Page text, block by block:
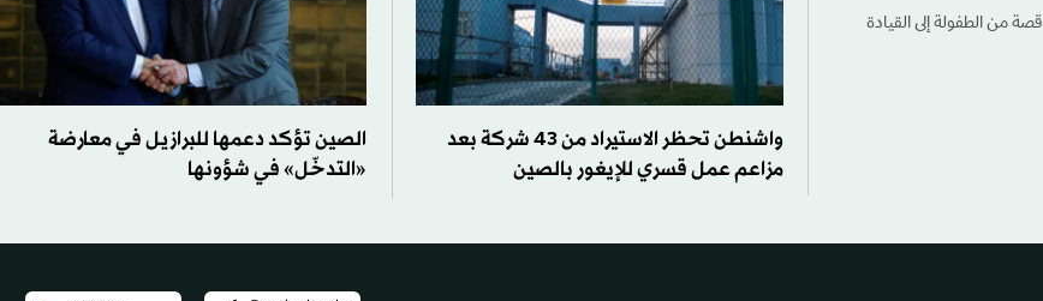
صدر حديثاً للكاتب والباحث اللبناني وارف قميحة كتاب جديد بعنوان «شي جينبينغ: 101 قصة من الطفولة إلى القيادة
واشنطن تحظر الاستيراد من 43 شركة بعد
مزاعم عمل قسري للإيغور بالصين
الصين تؤكد دعمها للبرازيل في معارضة
«التدخّل» في شؤونها